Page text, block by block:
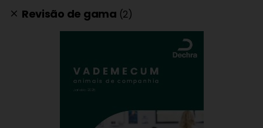
clear Revisão de gama (2)